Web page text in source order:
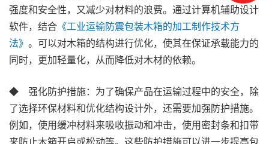
强度和安全性，又减少对材料的浪费。通过计算机辅助设计
软件，结合 《工业运输防震包装木箱的加工制作技术方
法》 。可以对木箱的结构进行优化，使其在保证承载能力的
同时，更加轻量化，从而降低对木材的依赖。
◆ 强化防护措施：为了确保产品在运输过程中的安全，除
了选择环保材料和优化结构设计外，还需要加强防护措施。
例如，使用缓冲材料来吸收振动和冲击，使用密封条和扣带